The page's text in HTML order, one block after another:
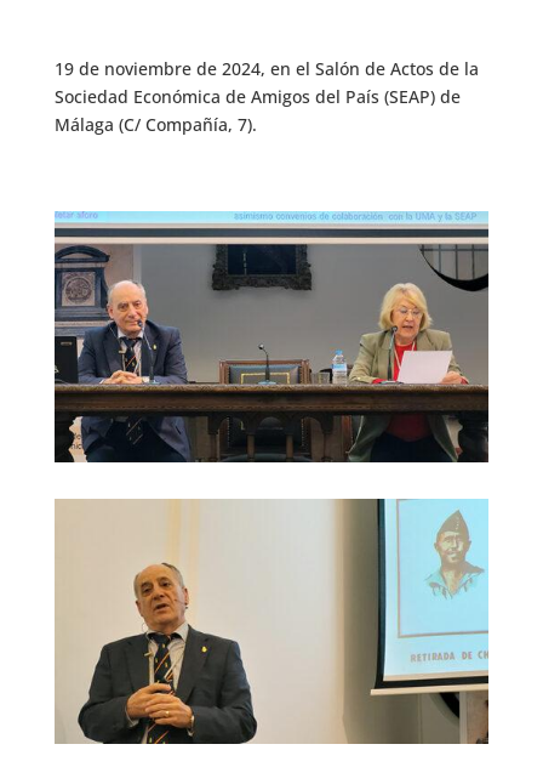
19 de noviembre de 2024, en el Salón de Actos de la
Sociedad Económica de Amigos del País (SEAP) de
Málaga (C/ Compañía, 7).